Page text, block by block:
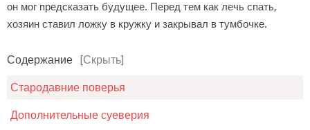
он мог предсказать будущее. Перед тем как лечь спать,
хозяин ставил ложку в кружку и закрывал в тумбочке.
Содержание [Скрыть]
Стародавние поверья
Дополнительные суеверия